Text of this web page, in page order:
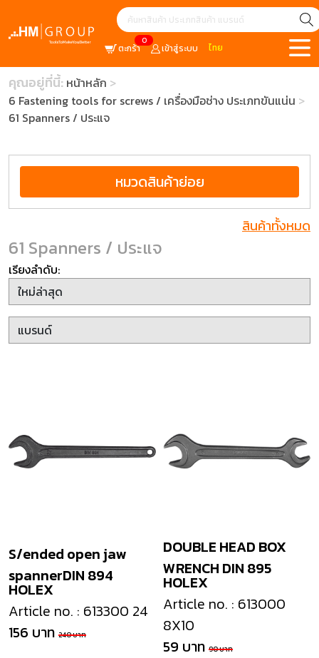
0
ตะกร้า เข้าสู่ระบบ ไทย
คุณอยู่ที่นี้: หน้าหลัก
6 Fastening tools for screws / เครื่องมือช่าง ประเภทขันแน่น
61 Spanners / ประแจ
หมวดสินค้าย่อย
สินค้าทั้งหมด
61 Spanners / ประแจ
เรียงลำดับ:
HOLEX
S/ended open jaw
spannerDIN 894
Article no. : 613300 24
156 บาท 240 บาท
HOLEX
DOUBLE HEAD BOX
WRENCH DIN 895
Article no. : 613000
8X10
59 บาท 90 บาท